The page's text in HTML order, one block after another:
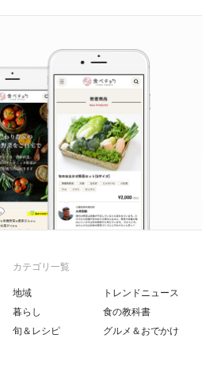
カテゴリ一覧
地域
暮らし
旬＆レシピ
トレンドニュース
食の教科書
グルメ＆おでかけ